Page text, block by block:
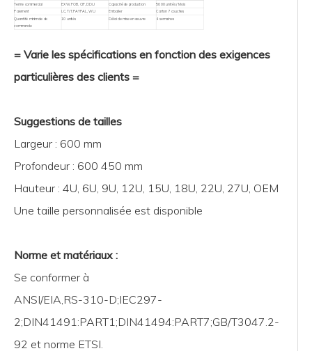
Terme commercial EXW, FOB, CIF, DDU Capacité de production
5000 unités / Mois
Paiement
LC, T/T, PAYPAL, WU Emballer
Carton 7 couches
Quantité minimale de
commande
10 unités Délai de mise en œuvre 4 semaines
Caractéristiques de l'armoire
L'armoire WB-SSxxxx6NB est destinée à protéger les
dommages mécaniques.
Montable en rack 19', Doté d'une sécurité et d'une
excellente circulation de l'air, évitant ainsi la surchauffe lors
Habituellement utilisé dans les bureaux, les trous et les
Types de portes d'armoires
Porte avant simple en métal perforé avec serrure à clé.
Panneau arrière en métal solide (N/A).
= Varie les spécifications en fonction des exigences
particulières des clients =
Suggestions de tailles
Largeur : 600 mm
Profondeur : 600 450 mm
Hauteur : 4U, 6U, 9U, 12U, 15U, 18U, 22U, 27U, OEM
Une taille personnalisée est disponible
Norme et matériaux :
Se conformer à
ANSI/EIA,RS-310-D;IEC297-
2;DIN41491:PART1;DIN41494:PART7;GB/T3047.2-
92 et norme ETSI.